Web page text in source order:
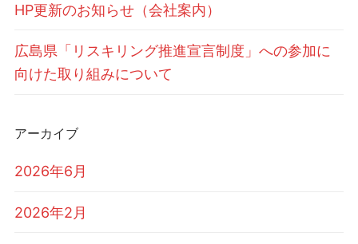
HP更新のお知らせ（会社案内）
広島県「リスキリング推進宣言制度」への参加に
向けた取り組みについて
アーカイブ
2026年6月
2026年2月